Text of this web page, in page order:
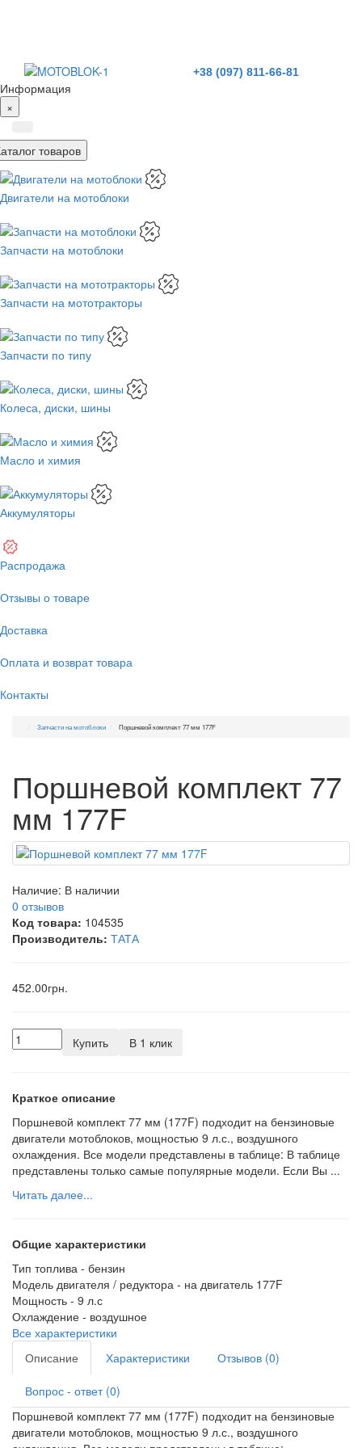
+38 (097) 811-66-81
Информация
×
товаров
Двигатели на мотоблоки
Запчасти на мотоблоки
Запчасти на мототракторы
Запчасти по типу
Колеса, диски, шины
Масло и химия
Аккумуляторы
Распродажа
Отзывы о товаре
Доставка
Оплата и возврат товара
Контакты
Запчасти на мотоблоки Поршневой комплект 77 мм 177F
Поршневой комплект 77
мм 177F
Наличие: В наличии
0 отзывов
Код товара: 104535
Производитель: ТАТА
452.00грн.
Купить В 1 клик
Краткое описание
Поршневой комплект 77 мм (177F) подходит на бензиновые
двигатели мотоблоков, мощностью 9 л.с., воздушного
охлаждения. Все модели представлены в таблице: В таблице
представлены только самые популярные модели. Если Вы ...
Читать далее...
Общие характеристики
Тип топлива - бензин
Модель двигателя / редуктора - на двигатель 177F
Мощность - 9 л.с
Охлаждение - воздушное
Все характеристики
Описание
Характеристики Отзывов (0)
Вопрос - ответ (0)
Поршневой комплект 77 мм (177F) подходит на бензиновые
двигатели мотоблоков, мощностью 9 л.с., воздушного